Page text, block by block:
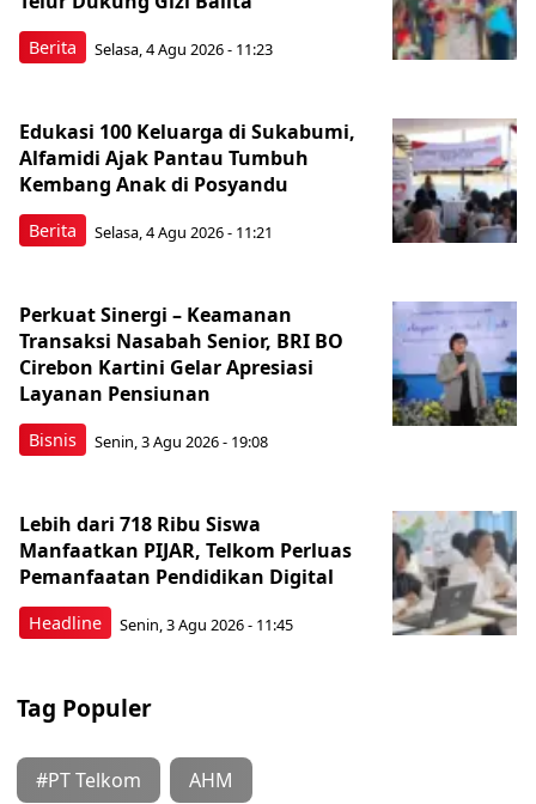
Berita Selasa, 4 Agu 2026 - 11:23
Berita
Edukasi 100 Keluarga di Sukabumi,
Alfamidi Ajak Pantau Tumbuh
Kembang Anak di Posyandu
Selasa, 4 Agu 2026 - 11:21
Bisnis
Perkuat Sinergi – Keamanan
Transaksi Nasabah Senior, BRI BO
Cirebon Kartini Gelar Apresiasi
Layanan Pensiunan
Senin, 3 Agu 2026 - 19:08
Headline
Lebih dari 718 Ribu Siswa
Manfaatkan PIJAR, Telkom Perluas
Pemanfaatan Pendidikan Digital
Senin, 3 Agu 2026 - 11:45
Tag Populer
#PT Telkom AHM